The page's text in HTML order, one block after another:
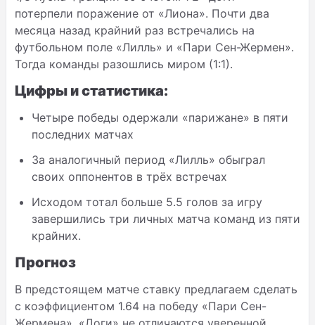
потерпели поражение от «Лиона». Почти два
месяца назад крайний раз встречались на
футбольном поле «Лилль» и «Пари Сен-Жермен».
Тогда команды разошлись миром (1:1).
Цифры и статистика:
Четыре победы одержали «парижане» в пяти
последних матчах
За аналогичный период «Лилль» обыграл
своих оппонентов в трёх встречах
Исходом тотал больше 5.5 голов за игру
завершились три личных матча команд из пяти
крайних.
Прогноз
В предстоящем матче ставку предлагаем сделать
с коэффициентом 1.64 на победу «Пари Сен-